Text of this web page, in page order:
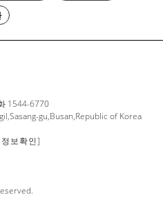
1544-6770
gu,Busan,Republic of Korea
보확인]